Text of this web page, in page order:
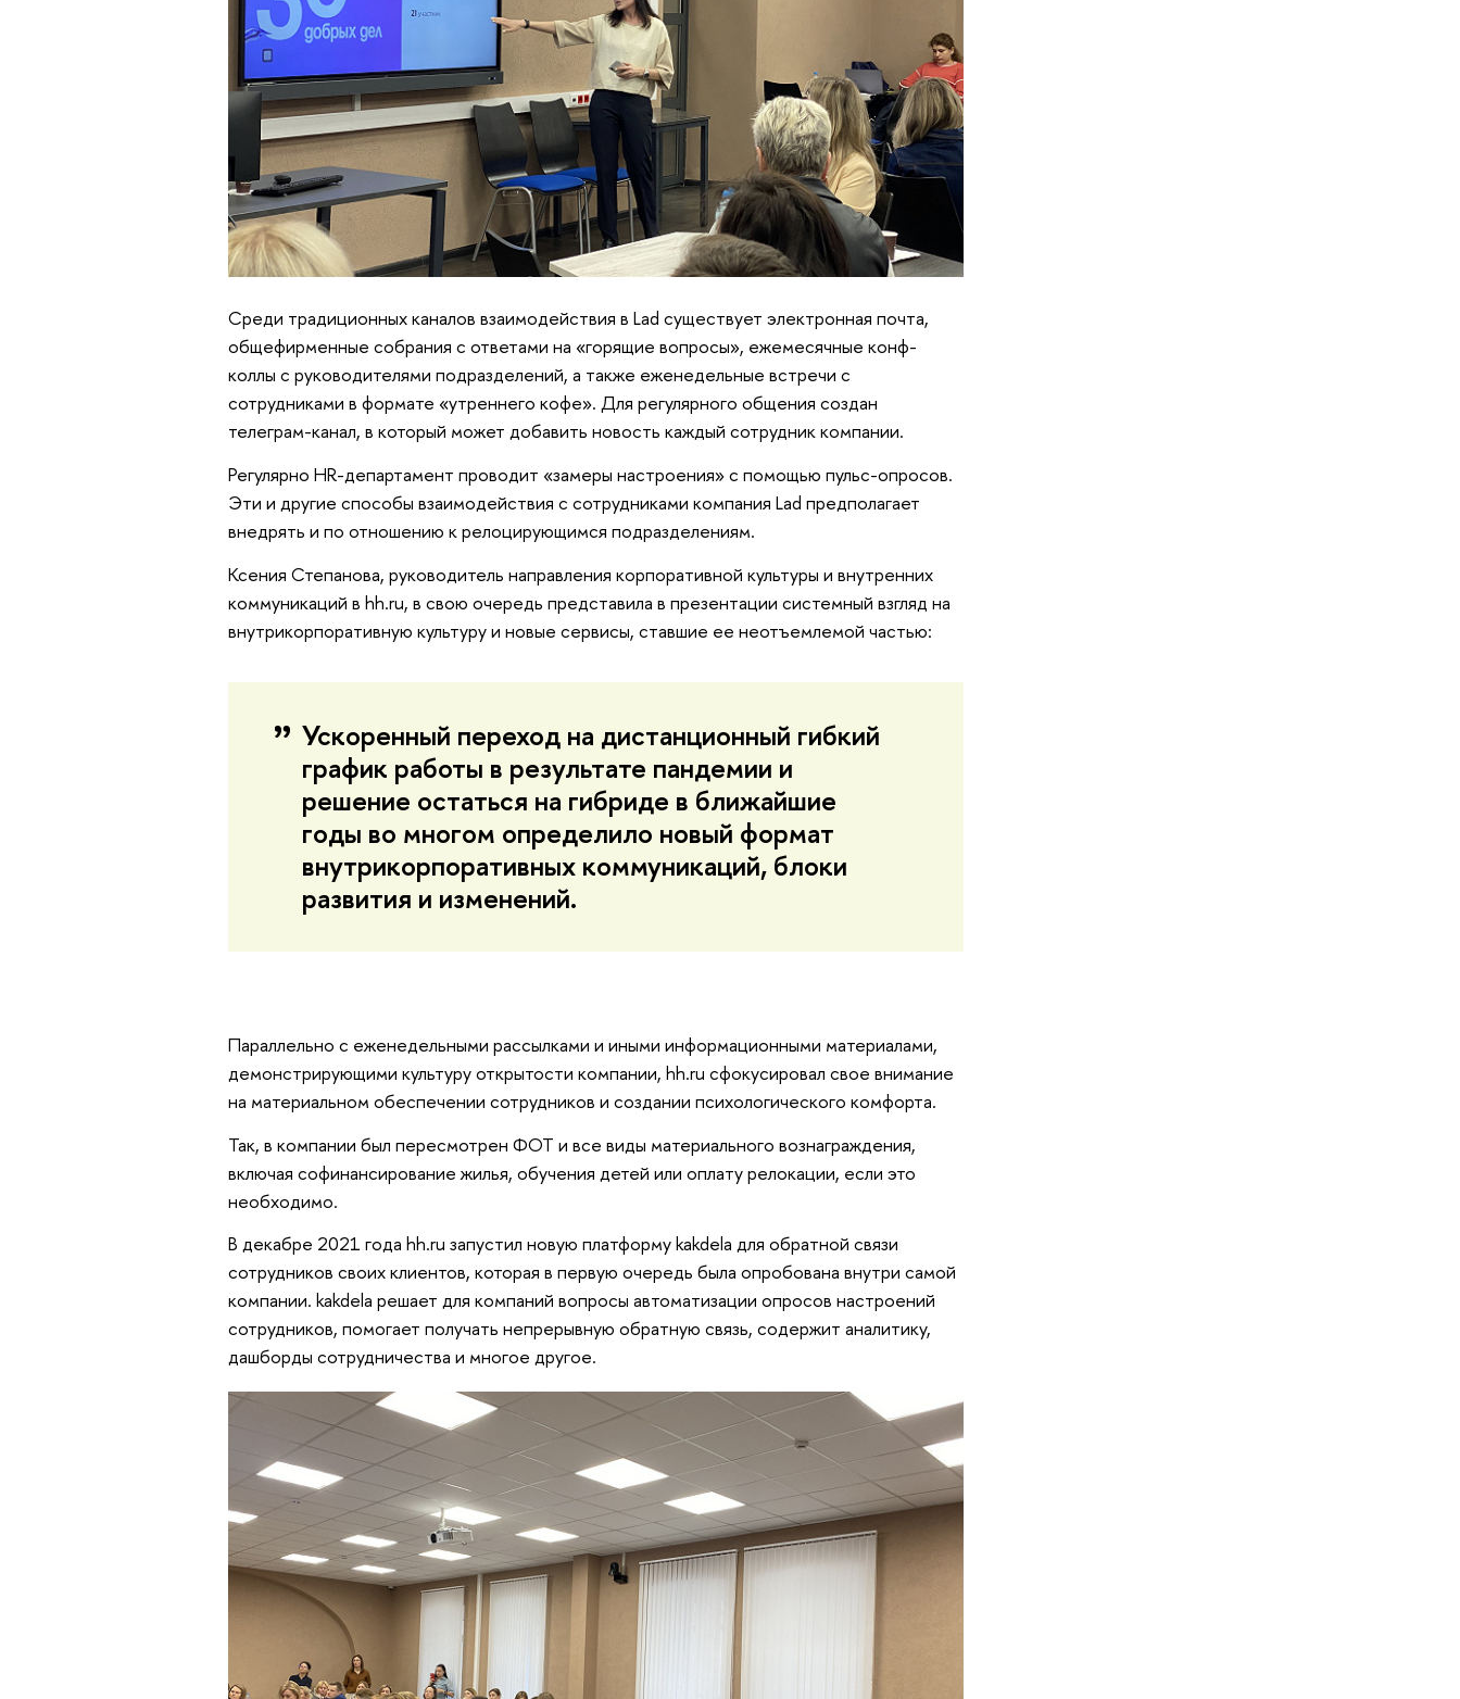
Среди традиционных каналов взаимодействия в Lad существует электронная почта,
общефирменные собрания с ответами на «горящие вопросы», ежемесячные конф-
коллы с руководителями подразделений, а также еженедельные встречи с
сотрудниками в формате «утреннего кофе». Для регулярного общения создан
телеграм-канал, в который может добавить новость каждый сотрудник компании.
Регулярно HR-департамент проводит «замеры настроения» с помощью пульс-опросов.
Эти и другие способы взаимодействия с сотрудниками компания Lad предполагает
внедрять и по отношению к релоцирующимся подразделениям.
Ксения Степанова, руководитель направления корпоративной культуры и внутренних
коммуникаций в hh.ru, в свою очередь представила в презентации системный взгляд на
внутрикорпоративную культуру и новые сервисы, ставшие ее неотъемлемой частью:
Ускоренный переход на дистанционный гибкий
график работы в результате пандемии и
решение остаться на гибриде в ближайшие
годы во многом определило новый формат
внутрикорпоративных коммуникаций, блоки
развития и изменений.
Параллельно с еженедельными рассылками и иными информационными материалами,
демонстрирующими культуру открытости компании, hh.ru сфокусировал свое внимание
на материальном обеспечении сотрудников и создании психологического комфорта.
Так, в компании был пересмотрен ФОТ и все виды материального вознаграждения,
включая софинансирование жилья, обучения детей или оплату релокации, если это
необходимо.
В декабре 2021 года hh.ru запустил новую платформу kakdela для обратной связи
сотрудников своих клиентов, которая в первую очередь была опробована внутри самой
компании. kakdela решает для компаний вопросы автоматизации опросов настроений
сотрудников, помогает получать непрерывную обратную связь, содержит аналитику,
дашборды сотрудничества и многое другое.